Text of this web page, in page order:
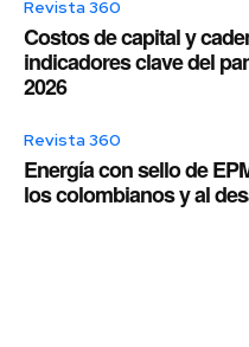
Revista 360
Costos de capital y
indicadores clave del
2026
Revista 360
Energía con sello de
los colombianos y al